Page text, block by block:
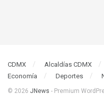
CDMX Alcaldías CDMX
Economía
Deportes
© 2026 JNews - Premium